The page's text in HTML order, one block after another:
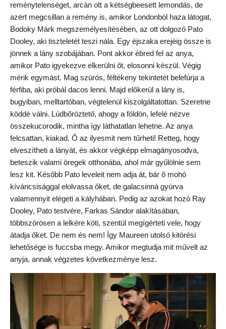
reménytelenséget, arcán ott a kétségbeesett lemondás, de
azért megcsillan a remény is, amikor Londonból haza látogat,
Bodoky Márk megszemélyesítésében, az ott dolgozó Pato
Dooley, aki tiszteletét teszi nála. Egy éjszaka erejéig össze is
jönnek a lány szobájában. Pont akkor ébred fel az anya,
amikor Pato igyekezve elkerülni őt, elosonni készül. Végig
mérik egymást. Mag szúrós, féltékeny tekintetét belefúrja a
férfiba, aki próbál dacos lenni. Majd előkerül a lány is,
bugyiban, melltartóban, végtelenül kiszolgáltatottan. Szeretne
köddé válni. Lúdbőröztető, ahogy a földön, lefelé nézve
összekucorodik, mintha így láthatatlan lehetne. Az anya
felcsattan, kiakad. Ő az ilyesmit nem tűrheti! Retteg, hogy
elveszítheti a lányát, és akkor végképp elmagányosodva,
beteszik valami öregek otthonába, ahol már gyűlölnie sem
lesz kit. Később Pato leveleit nem adja át, bár ő mohó
kíváncsisággal elolvassa őket, de galacsinná gyúrva
valamennyit elégeti a kályhában. Pedig az azokat hozó Ray
Dooley, Pato testvére, Farkas Sándor alakításában,
többszörösen a lelkére köti, szentül megígérteti vele, hogy
átadja őket. De nem és nem! Így Maureen utolsó kitörési
lehetősége is fuccsba megy. Amikor megtudja mit művelt az
anyja, annak végzetes következménye lesz.